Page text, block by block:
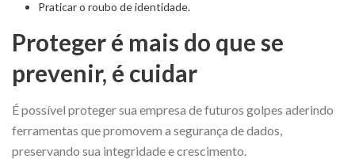
Praticar o roubo de identidade.
Proteger é mais do que se
prevenir, é cuidar
É possível proteger sua empresa de futuros golpes aderindo
ferramentas que promovem a segurança de dados,
preservando sua integridade e crescimento.